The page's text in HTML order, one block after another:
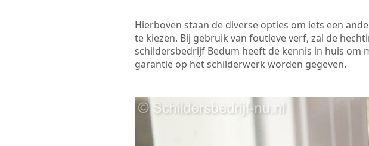
Hierboven staan de diverse opties om iets een
te kiezen. Bij gebruik van foutieve verf, zal de
schildersbedrijf Bedum heeft de kennis in huis om
garantie op het schilderwerk worden gegeven.